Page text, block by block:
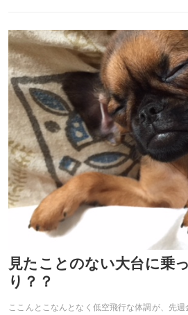
見たことのない大台に乗
り？？
ここんとこなんとなく低空飛行な体調が、先